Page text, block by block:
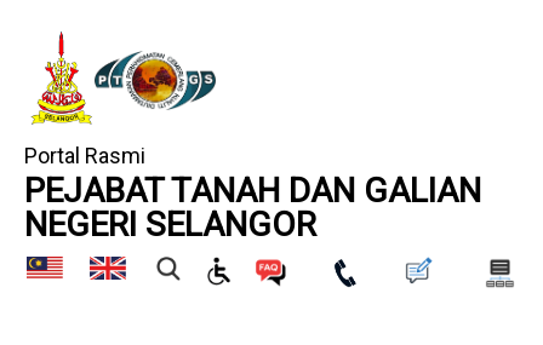
Portal Rasmi
PEJABAT TANAH DAN GALIAN
NEGERI SELANGOR